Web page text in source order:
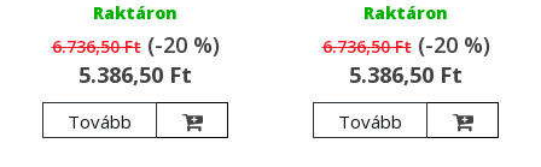
Raktáron
6.736,50 Ft(-20 %)
5.386,50 Ft
Tovább
Raktáron
6.736,50 Ft(-20 %)
5.386,50 Ft
Tovább